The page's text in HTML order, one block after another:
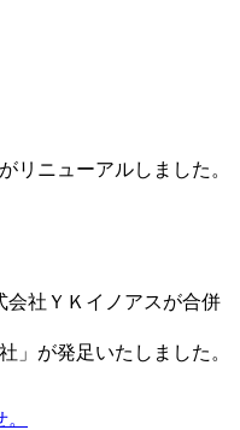
リニューアルしました。
会社ＹＫイノアスが合併
」が発足いたしました。